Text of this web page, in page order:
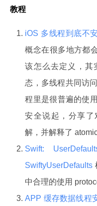
教程
iOS 多线程到底不
概念在很多地方都
该怎么去定义，其
态，多线程共同访
程里是很普遍的使
安全说起，分享了
解，并解释了
Swift:
SwiftyUserDefaults
中合理的使用
APP 缓存数据线程